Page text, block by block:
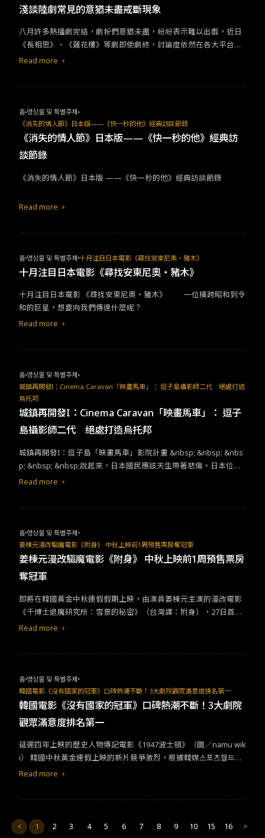
才發現有點腹黑的表哥西炎瑲玹(張晚意飾)相認。小夭找回王姬身
水豐隆（王弘毅飾），差點與之政治聯姻。劇中四位男性角色性格
鮮明且風格迥異，而女主角清醒獨立的人設也非常出彩，為劇添色
不少。《長相思》由原著作者桐華親自進行改編，還原了眾多書中
友表示「原著黨不僅沒塌房，還被精修了。」&nbsp;高期待隨之而
經典橋段沒做出預期效果，就被粉絲們高度審視批判。第二則是相
柳與小夭的情感波動在原著中人氣超高，但感情線相當隱晦。劇中
有些不易演繹的獨白或內心戲描寫被刪去或改動，可以理解是戲劇
考量上的取捨，但仍有不少書粉對此非常難以接受。第一季在8月已
經播完，第二季預計於明年播出，讓我們繼續期待。&nbsp;2. 《長
月燼明》&nbsp;8月阿里巴巴公布財報，《長月燼明》報上有名。2
獨家播出的《長月燼明》表現亮眼，是今年年度當之無愧的爆劇。
淺談陸劇常見的意猶未盡戒斷現象
八月許多熱播劇完結，劇粉們意猶未盡，紛紛表示難以出戲，近日
《長相思》、《蓮花樓》等劇即使劇終，討論度依然在各大平台上
居高不下。這是近些年來追陸劇常見的戒斷現象，與他們成功的劇
年來流行於中國，許多影視平台均開啟這項功能。讓觀眾得以在追
劇時，可以看到別人的評論，消滅了以往零碎時間無人一起追劇的
孤獨感。
Read more
홈 영상물 및 특별주제
《消失的情人節》日本版——《快一秒的他》經典訪談節錄
《消失的情人節》日本版——《快一秒的他》經典訪
談節錄
​​​​《消失的情人節》日本版​ ——​《快一秒的他》經典訪談節錄​
Read more
홈 영상물 및 특별주제 十月注目日本電影《尋找安東尼奧・豬木》
十月注目日本電影《尋找安東尼奧・豬木》
​​​​十月注目日本電影​ ​​《尋找安東尼奧・豬木》​ ​​ 一位橫跨昭和到令
和的巨星，想要向我們傳達什麼呢？​
Read more
홈 영상물 및 특별주제
城鎮再開發I：Cinema Caravan「映畫馬車」： 逗子島攝影師二代 絕處打造
烏托邦
城鎮再開發I：Cinema Caravan「映畫馬車」： 逗子
島攝影師二代 絕處打造烏托邦
城鎮再開發I：逗子島「映畫馬車」影院計畫 &nbsp; &nbsp; &nbs
p; &nbsp; &nbsp;說起來，日本國民應該天生帶著悲傷。日本位居
歐亞大陸板塊交界，古來天災人禍不曾間斷；進入現代社會後，隨
二，總是帶著傲氣，將問題癥結從裡到外看得犀利透徹，有組織又
嚴謹的一同解決。
Read more
홈 영상물 및 특별주제
姜棟元漫改驅魔電影《附身》 中秋上映前1周預售票房奪冠軍
姜棟元漫改驅魔電影《附身》 中秋上映前1周預售票房
奪冠軍
即將在韓國黃金中秋連假假期上映，由演員姜棟元主演的漫改電影
《千博士退魔研究所：雪景的秘密》（台灣譯：附身），27日首映
日前一周，根據韓國電影振興委員會票房系統，於9月20日票房統
譯：附身）劇情講述一位自稱「千博士」（姜棟元 飾）的驅魔師，
不相信鬼魂卻擁有跟鬼一樣洞察力的「神棍」，藉著高超話術與詐
騙夥伴仁培（李東輝 飾）的巧妙合作，騙過許多民眾在市場走跳。
有天接獲到擁有陰陽眼的委託人幼京（李絮 飾），帶來前所未有的
「高額新委託」，以往只做半套的假驅魔人，這次得來真的了！&n
bsp;高人氣漫改作品《千博士》於該平台上擁有好評。（組圖/nav
er webtoon/nave series）&nbsp;高評價原創IP + 大片經歷製作團
隊 導演處女作受矚目電影《千博士》（台灣譯：附身），是由曾參
高人氣網路漫畫作品《憑依》，該作於網站上也有9.3顆心的好評成
績。&nbsp;《田禹治》、《黑司祭們》的成功，讓姜棟元新作備受
Read more
홈 영상물 및 특별주제
韓國電影《沒有國家的冠軍》口碑熱潮不斷！3大劇院觀眾滿意度排名第一
韓國電影《沒有國家的冠軍》口碑熱潮不斷！3大劇院
觀眾滿意度排名第一
延遲四年上映的歷史人物傳記電影《1947波士頓》（圖／namu wik
i） 韓國中秋黃金連假上映的新片競爭激烈，根據韓媒스포츠월드報
導，緊追在中秋票房冠軍《千博士》（台灣譯：《附身》），電影
運，韓國馬拉松金牌選手孫基禎（河正宇 飾），因當時的政治背
Read more
< 1 2 3 4 5 6 7 8 9 10 15 16 >